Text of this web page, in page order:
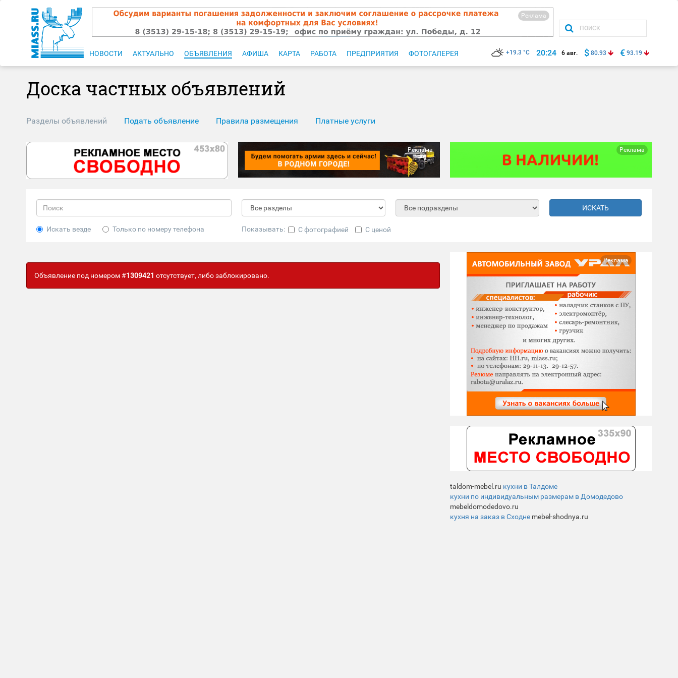
Реклама
НОВОСТИ АКТУАЛЬНО ОБЪЯВЛЕНИЯ АФИША КАРТА РАБОТА ПРЕДПРИЯТИЯ ФОТОГАЛЕРЕЯ +19.3 °C 20:24 6 авг. $ 80.93 € 93.19
Доска частных объявлений
Разделы объявлений Подать объявление Правила размещения Платные услуги
Реклама Реклама
ИСКАТЬ
Искать везде Только по номеру телефона Показывать: С фотографией С ценой
Объявление под номером #1309421 отсутствует, либо заблокировано.
Реклама
taldom-mebel.ru кухни в Талдоме
кухни по индивидуальным размерам в Домодедово
mebeldomodedovo.ru
кухня на заказ в Сходне mebel-shodnya.ru